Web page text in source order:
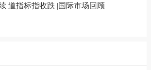
道指标指收跌 |国际市场回顾